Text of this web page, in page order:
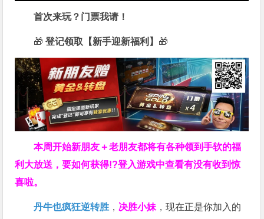
首次来玩？门票我请！
🎁 登记领取【新手迎新福利】 🎁
本周开始新朋友＋老朋友都将有各种领到手软的福
利大放送，要如何获得!?登入游戏中查看有没有收到惊
喜啦。
丹牛也疯狂逆转胜 ， 决胜小妹 ，现在正是你加入的